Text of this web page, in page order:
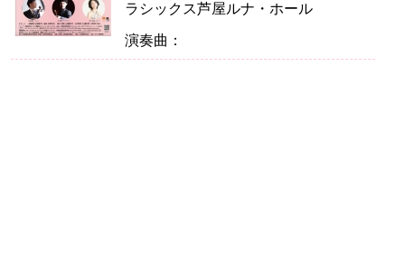
ラシックス芦屋ルナ・ホール
演奏曲：